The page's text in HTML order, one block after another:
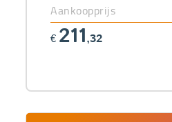
Aankoopprijs
€ 211,32